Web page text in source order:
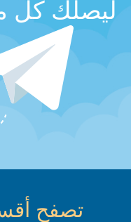
ليصلك كل
تصفح